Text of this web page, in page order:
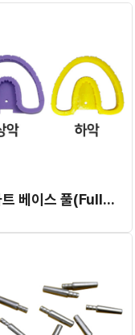
스마트 베이스 풀(Full) 몰드